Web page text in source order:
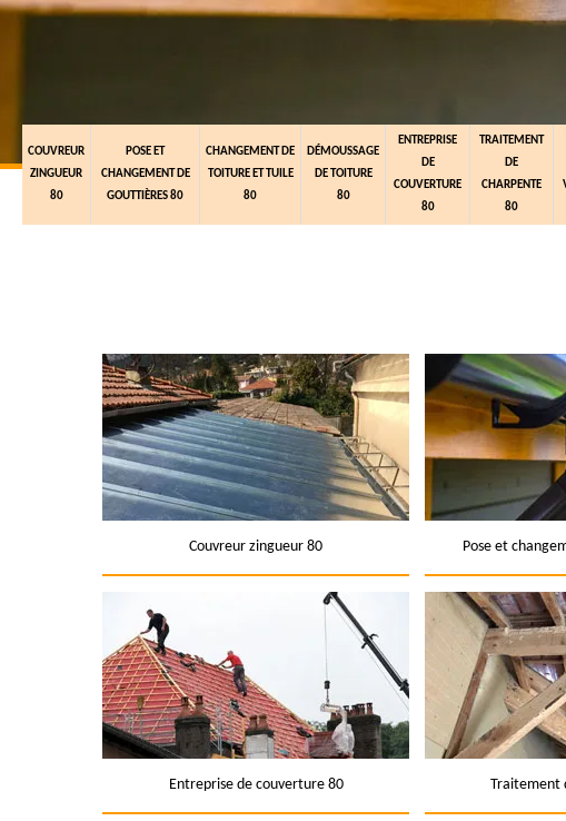
COUVREUR
ZINGUEUR
80
POSE ET
CHANGEMENT DE
GOUTTIÈRES 80
CHANGEMENT DE
TOITURE ET TUILE
80
DÉMOUSSAGE
DE TOITURE
80
ENTREPRISE
DE
COUVERTURE
80
TRAITEMENT
DE
CHARPENTE
80
Couvreur zingueur 80 Pose et
Entreprise de couverture 80 Traitement